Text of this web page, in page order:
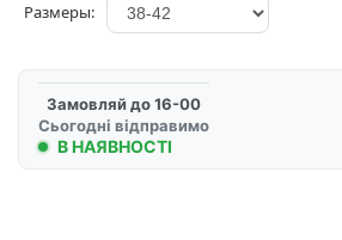
Размеры:
Замовляй до 16-00
Сьогодні відправимо
В НАЯВНОСТІ